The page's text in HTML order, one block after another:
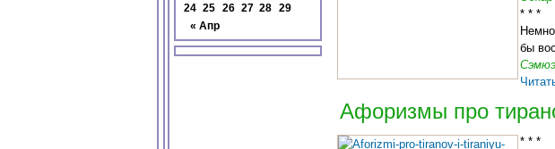
« Апр
24 25 26 27 28 29
* * *
бы
Афоризмы про
* * *